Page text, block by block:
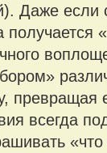
Даже если
получается
превращая
всегда